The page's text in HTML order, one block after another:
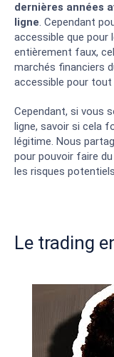
dernières années
ligne. Cependant
accessible que pour
entièrement faux,
marchés financiers
accessible pour tout
Cependant, si vous
ligne, savoir si cela
légitime. Nous
pour pouvoir faire
les risques
Le trading